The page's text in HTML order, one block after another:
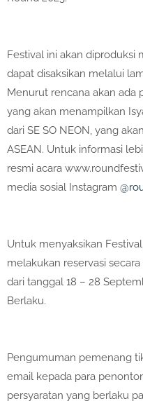
Festival ini akan diproduksi
dapat disaksikan melalui
Menurut rencana akan
yang akan menampilkan
dari SE SO NEON, yang
ASEAN. Untuk informasi
resmi acara
media sosial Instagram
Untuk menyaksikan
melakukan reservasi
dari tanggal 18 – 28
Berlaku.
Pengumuman pemenang
email kepada para
persyaratan yang berlaku